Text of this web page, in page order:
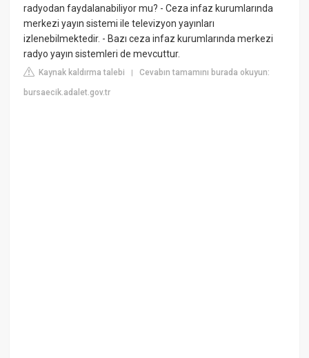
radyodan faydalanabiliyor mu? - Ceza infaz kurumlarında
merkezi yayın sistemi ile televizyon yayınları
izlenebilmektedir. - Bazı ceza infaz kurumlarında merkezi
radyo yayın sistemleri de mevcuttur.
Kaynak kaldırma talebi |Cevabın tamamını burada okuyun:
bursaecik.adalet.gov.tr